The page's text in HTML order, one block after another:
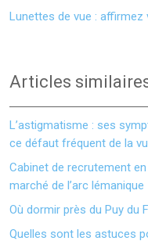
Lunettes de vue : affirmez
Articles
L’astigmatisme : ses
ce défaut fréquent de la
Cabinet de recrutement
marché de l’arc lémanique
Où dormir près du Puy du
Quelles sont les astuces